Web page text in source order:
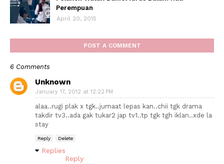
Perempuan
April 20, 2015
POST A COMMENT
6 Comments
Unknown
January 17, 2012 at 12:22 PM
alaa..rugi plak x tgk..jumaat lepas kan..chii tgk drama
takdir tv3..ada gak tukar2 jap tv1..tp tgk tgh iklan..xde la
stay
Reply Delete
Replies
Reply